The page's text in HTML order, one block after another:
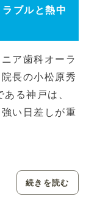
ブルと熱中
ア歯科オーラ
長の小松原秀
る神戸は、
い日差しが重
続きを読む